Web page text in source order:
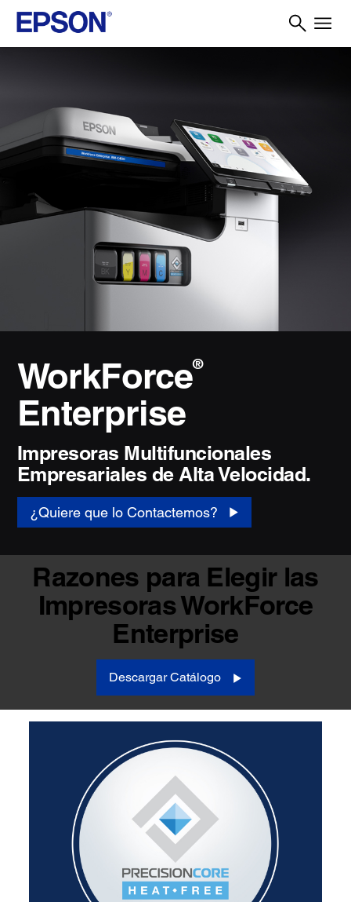
WorkForce®
Enterprise
Impresoras Multifuncionales
Empresariales de Alta Velocidad.
¿Quiere que lo Contactemos?
Razones para Elegir las
Impresoras WorkForce
Enterprise
Descargar Catálogo